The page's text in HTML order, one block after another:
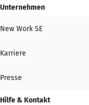
Unternehmen
New Work SE
Karriere
Presse
Hilfe & Kontakt